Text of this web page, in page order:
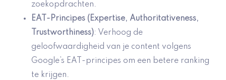
zoekopdrachten.
EAT-Principes (Expertise, Authoritativeness,
Trustworthiness): Verhoog de
geloofwaardigheid van je content volgens
Google’s EAT-principes om een betere ranking
te krijgen.